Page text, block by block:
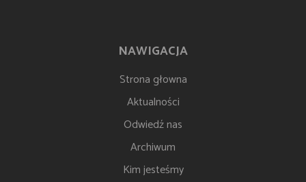
NAWIGACJA
Strona głowna
Aktualności
Odwiedź nas
Archiwum
Kim jesteśmy